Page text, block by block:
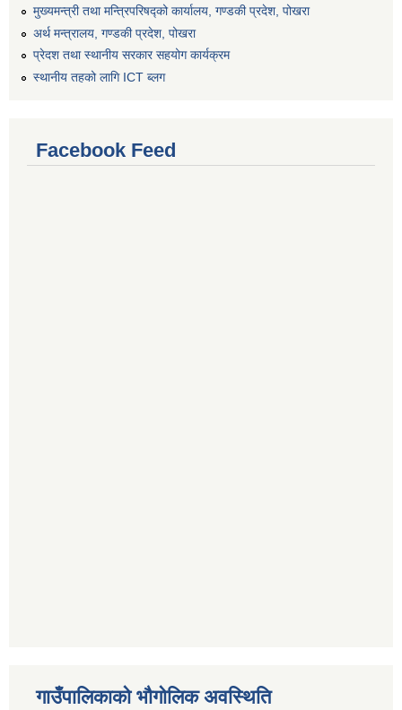
मुख्यमन्त्री तथा मन्त्रिपरिषद्को कार्यालय, गण्डकी प्रदेश, पोखरा
अर्थ मन्त्रालय, गण्डकी प्रदेश, पोखरा
प्रेदश तथा स्थानीय सरकार सहयोग कार्यक्रम
स्थानीय तहको लागि ICT ब्लग
Facebook Feed
गाउँपालिकाको भौगोलिक अवस्थिति